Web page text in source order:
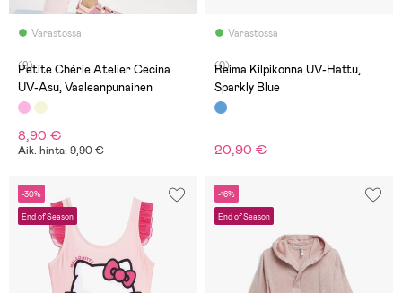
Varastossa
(9)
Petite Chérie Atelier Cecina
UV-Asu, Vaaleanpunainen
8,90 €
Aik. hinta: 9,90 €
Varastossa
(0)
Reima Kilpikonna UV-Hattu,
Sparkly Blue
20,90 €
-30%
End of Season
-16%
End of Season